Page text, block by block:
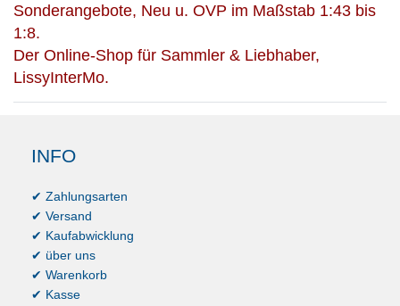
Sonderangebote, Neu u. OVP im Maßstab 1:43 bis
1:8.
Der Online-Shop für Sammler & Liebhaber,
LissyInterMo.
INFO
✔ Zahlungsarten
✔ Versand
✔ Kaufabwicklung
✔ über uns
✔ Warenkorb
✔ Kasse